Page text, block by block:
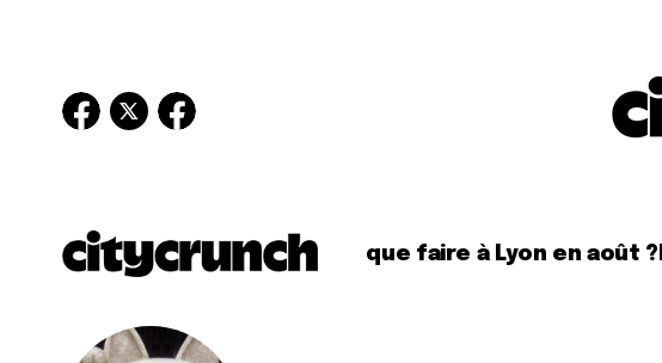
que faire à Lyon en août ?